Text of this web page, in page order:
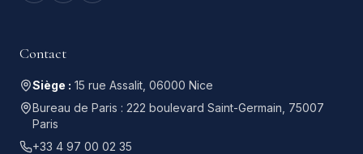
Contact
Siège : 15 rue Assalit, 06000 Nice
Bureau de Paris : 222 boulevard Saint-Germain, 75007
Paris
+33 4 97 00 02 35